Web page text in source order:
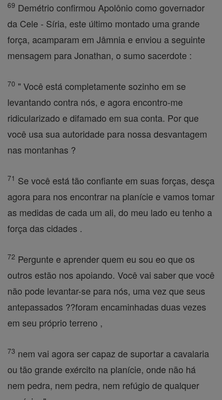
69 Demétrio confirmou Apolônio como governador
da Cele - Síria, este último montado uma grande
força, acamparam em Jâmnia e enviou a seguinte
mensagem para Jonathan, o sumo sacerdote :
70 " Você está completamente sozinho em se
levantando contra nós, e agora encontro-me
ridicularizado e difamado em sua conta. Por que
você usa sua autoridade para nossa desvantagem
nas montanhas ?
71 Se você está tão confiante em suas forças, desça
agora para nos encontrar na planície e vamos tomar
as medidas de cada um ali, do meu lado eu tenho a
força das cidades .
72 Pergunte e aprender quem eu sou eo que os
outros estão nos apoiando. Você vai saber que você
não pode levantar-se para nós, uma vez que seus
antepassados ??foram encaminhadas duas vezes
em seu próprio terreno ,
73 nem vai agora ser capaz de suportar a cavalaria
ou tão grande exército na planície, onde não há
nem pedra, nem pedra, nem refúgio de qualquer